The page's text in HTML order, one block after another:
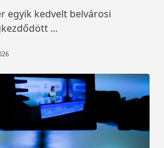
egyik kedvelt belvárosi
...